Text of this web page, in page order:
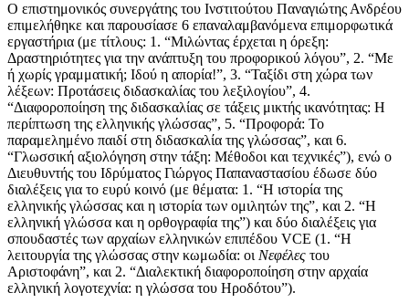
Ο επιστημονικός συνεργάτης του Ινστιτούτου Παναγιώτης Ανδρέου
επιμελήθηκε και παρουσίασε 6 επαναλαμβανόμενα επιμορφωτικά
εργαστήρια (με τίτλους: 1. “Μιλώντας έρχεται η όρεξη:
Δραστηριότητες για την ανάπτυξη του προφορικού λόγου”, 2. “Με
ή χωρίς γραμματική; Ιδού η απορία!”, 3. “Ταξίδι στη χώρα των
λέξεων: Προτάσεις διδασκαλίας του λεξιλογίου”, 4.
“Διαφοροποίηση της διδασκαλίας σε τάξεις μικτής ικανότητας: Η
περίπτωση της ελληνικής γλώσσας”, 5. “Προφορά: Το
παραμελημένο παιδί στη διδασκαλία της γλώσσας”, και 6.
“Γλωσσική αξιολόγηση στην τάξη: Μέθοδοι και τεχνικές”), ενώ ο
Διευθυντής του Ιδρύματος Γιώργος Παπαναστασίου έδωσε δύο
διαλέξεις για το ευρύ κοινό (με θέματα: 1. “Η ιστορία της
ελληνικής γλώσσας και η ιστορία των ομιλητών της”, και 2. “Η
ελληνική γλώσσα και η ορθογραφία της”) και δύο διαλέξεις για
σπουδαστές των αρχαίων ελληνικών επιπέδου VCE (1. “Η
λειτουργία της γλώσσας στην κωμωδία: οι Νεφέλες του
Αριστοφάνη”, και 2. “Διαλεκτική διαφοροποίηση στην αρχαία
ελληνική λογοτεχνία: η γλώσσα του Ηροδότου”).